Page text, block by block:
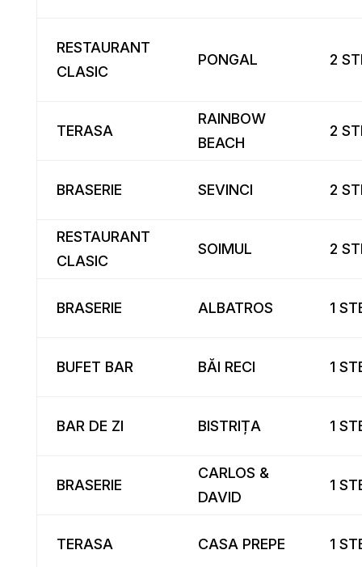
RESTAURANT
CLASIC
PONGAL 2
TERASA
RAINBOW
BEACH
2
BRASERIE SEVINCI 2
RESTAURANT
CLASIC
SOIMUL 2
BRASERIE ALBATROS 1
BUFET BAR BĂI RECI 1
BAR DE ZI BISTRIȚA 1
BRASERIE
CARLOS &
DAVID
1
TERASA CASA PREPE 1